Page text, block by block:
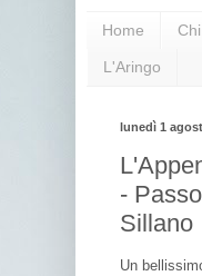
Home
L'Aringo
lunedì 1
-
Sillano
Un